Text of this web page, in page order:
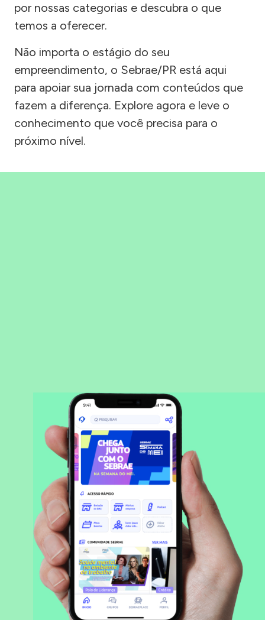
por nossas categorias e descubra o que
temos a oferecer.
Não importa o estágio do seu
empreendimento, o Sebrae/PR está aqui
para apoiar sua jornada com conteúdos que
fazem a diferença. Explore agora e leve o
conhecimento que você precisa para o
próximo nível.